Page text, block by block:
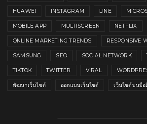
HUAWEI INSTAGRAM LINE
MOBILE APP MULTISCREEN NETFLIX
ONLINE MARKETING TRENDS RESPONSIVE
SAMSUNG SEO SOCIAL NETWORK
TIKTOK TWITTER VIRAL
พัฒนาเว็บไซต์ ออกแบบเว็บไซต์ เว็บไซต์บนมือ